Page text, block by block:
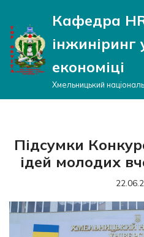
Перейти
до
вмісту
Кафедра
інжиніринг
економіці
Хмельницький
Підсумки
ідей молодих